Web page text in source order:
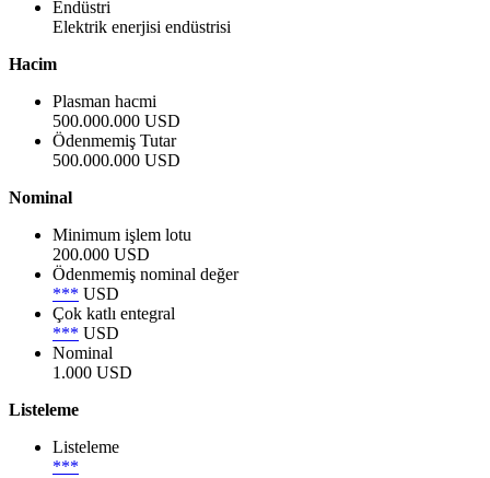
Endüstri
Elektrik enerjisi endüstrisi
Hacim
Plasman hacmi
500.000.000 USD
Ödenmemiş Tutar
500.000.000 USD
Nominal
Minimum işlem lotu
200.000 USD
Ödenmemiş nominal değer
*** USD
Çok katlı entegral
*** USD
Nominal
1.000 USD
Listeleme
Listeleme
***